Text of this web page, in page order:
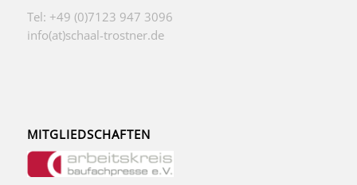
Tel: +49 (0)7123 947 3096
info(at)schaal-trostner.de
MITGLIEDSCHAFTEN